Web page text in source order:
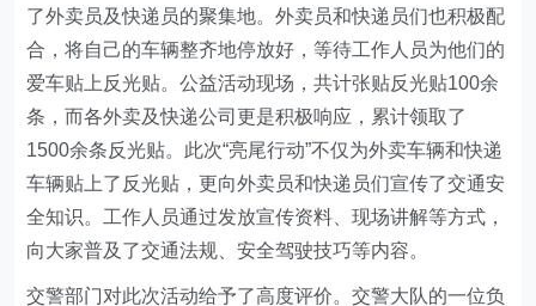
了外卖员及快递员的聚集地。外卖员和快递员们也积极配
合，将自己的车辆整齐地停放好，等待工作人员为他们的
爱车贴上反光贴。公益活动现场，共计张贴反光贴100余
条 ，而各外卖及快递公司更是积极响应，累计领取了
1500余条反光贴。此次“亮尾行动”不仅为外卖车辆和快递
车辆贴上了反光贴，更向外卖员和快递员们宣传了交通安
全知识。工作人员通过发放宣传资料、现场讲解等方式，
向大家普及了交通法规、安全驾驶技巧等内容。
交警部门对此次活动给予了高度评价。交警大队的一位负